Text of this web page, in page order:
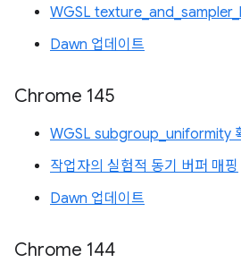
WGSL
Dawn 업데이트
Chrome 145
WGSL subgroup_uniformity
작업자의 실험적 동기 버퍼 매핑
Dawn 업데이트
Chrome 144